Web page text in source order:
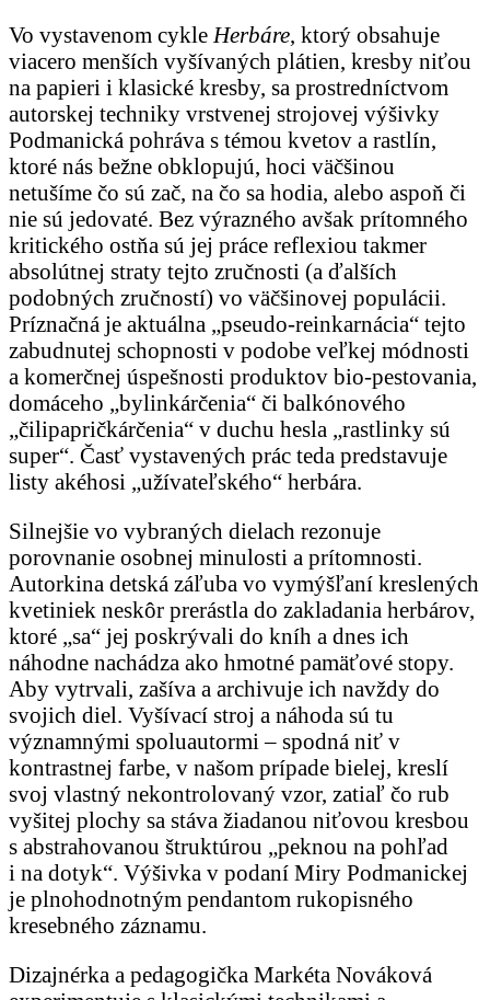
Vo vystavenom cykle Herbáre, ktorý obsahuje
viacero menších vyšívaných plátien, kresby niťou
na papieri i klasické kresby, sa prostredníctvom
autorskej techniky vrstvenej strojovej výšivky
Podmanická pohráva s témou kvetov a rastlín,
ktoré nás bežne obklopujú, hoci väčšinou
netušíme čo sú zač, na čo sa hodia, alebo aspoň či
nie sú jedovaté. Bez výrazného avšak prítomného
kritického ostňa sú jej práce reflexiou takmer
absolútnej straty tejto zručnosti (a ďalších
podobných zručností) vo väčšinovej populácii.
Príznačná je aktuálna „pseudo-reinkarnácia“ tejto
zabudnutej schopnosti v podobe veľkej módnosti
a komerčnej úspešnosti produktov bio-pestovania,
domáceho „bylinkárčenia“ či balkónového
„čilipapričkárčenia“ v duchu hesla „rastlinky sú
super“. Časť vystavených prác teda predstavuje
listy akéhosi „užívateľského“ herbára.
Silnejšie vo vybraných dielach rezonuje
porovnanie osobnej minulosti a prítomnosti.
Autorkina detská záľuba vo vymýšľaní kreslených
kvetiniek neskôr prerástla do zakladania herbárov,
ktoré „sa“ jej poskrývali do kníh a dnes ich
náhodne nachádza ako hmotné pamäťové stopy.
Aby vytrvali, zašíva a archivuje ich navždy do
svojich diel. Vyšívací stroj a náhoda sú tu
významnými spoluautormi – spodná niť v
kontrastnej farbe, v našom prípade bielej, kreslí
svoj vlastný nekontrolovaný vzor, zatiaľ čo rub
vyšitej plochy sa stáva žiadanou niťovou kresbou
s abstrahovanou štruktúrou „peknou na pohľad
i na dotyk“. Výšivka v podaní Miry Podmanickej
je plnohodnotným pendantom rukopisného
kresebného záznamu.
Dizajnérka a pedagogička Markéta Nováková